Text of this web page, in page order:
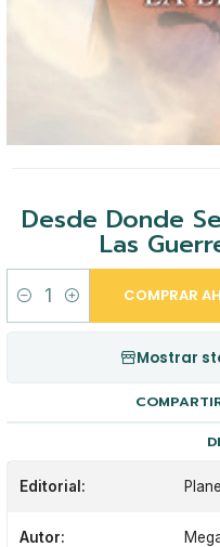
Desde Donde
Las
Cantidad
COMPRAR
Mostrar
Editorial:
Autor: